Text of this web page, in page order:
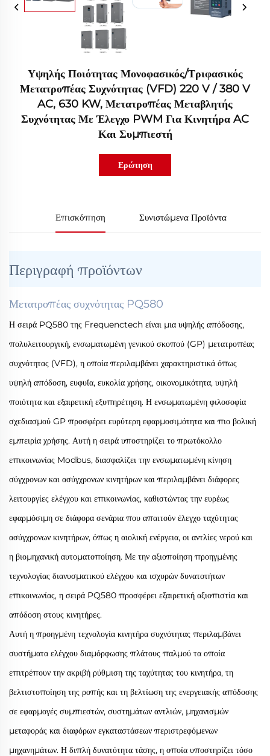
Υψηλής Ποιότητας Μονοφασικός/τριφασικός
Μετατροπέας Συχνότητας (VFD) 220 V / 380 V
AC, 630 KW, Μετατροπέας Μεταβλητής
Συχνότητας Με Έλεγχο PWM Για Κινητήρα AC
Και Συμπιεστή
Ερώτηση
Επισκόπηση Συνιστώμενα Προϊόντα
Περιγραφή προϊόντων
Μετατροπέας συχνότητας PQ580
Η σειρά PQ580 της Frequenctech είναι μια υψηλής απόδοσης,
πολυλειτουργική, ενσωματωμένη γενικού σκοπού (GP) μετατροπέας
συχνότητας (VFD), η οποία περιλαμβάνει χαρακτηριστικά όπως
υψηλή απόδοση, ευφυΐα, ευκολία χρήσης, οικονομικότητα, υψηλή
ποιότητα και εξαιρετική εξυπηρέτηση. Η ενσωματωμένη φιλοσοφία
σχεδιασμού GP προσφέρει ευρύτερη εφαρμοσιμότητα και πιο βολική
εμπειρία χρήσης. Αυτή η σειρά υποστηρίζει το πρωτόκολλο
επικοινωνίας Modbus, διασφαλίζει την ενσωματωμένη κίνηση
σύγχρονων και ασύγχρονων κινητήρων και περιλαμβάνει διάφορες
λειτουργίες ελέγχου και επικοινωνίας, καθιστώντας την ευρέως
εφαρμόσιμη σε διάφορα σενάρια που απαιτούν έλεγχο ταχύτητας
ασύγχρονων κινητήρων, όπως η αιολική ενέργεια, οι αντλίες νερού και
η βιομηχανική αυτοματοποίηση. Με την αξιοποίηση προηγμένης
τεχνολογίας διανυσματικού ελέγχου και ισχυρών δυνατοτήτων
επικοινωνίας, η σειρά PQ580 προσφέρει εξαιρετική αξιοπιστία και
απόδοση στους κινητήρες.
Αυτή η προηγμένη τεχνολογία κινητήρα συχνότητας περιλαμβάνει
συστήματα ελέγχου διαμόρφωσης πλάτους παλμού τα οποία
επιτρέπουν την ακριβή ρύθμιση της ταχύτητας του κινητήρα, τη
βελτιστοποίηση της ροπής και τη βελτίωση της ενεργειακής απόδοσης
σε εφαρμογές συμπιεστών, συστημάτων αντλιών, μηχανισμών
μεταφοράς και διαφόρων εγκαταστάσεων περιστρεφόμενων
μηχανημάτων. Η διπλή δυνατότητα τάσης, η οποία υποστηρίζει τόσο